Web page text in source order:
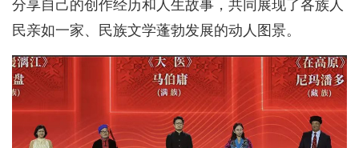
分享自己的创作经历和人生故事，共同展现了各族人
民亲如一家、民族文学蓬勃发展的动人图景。